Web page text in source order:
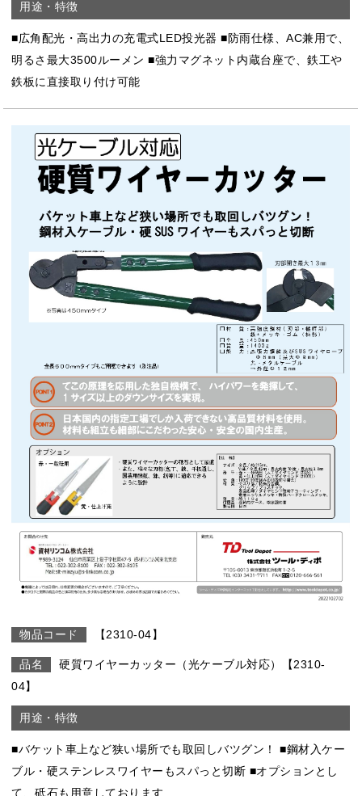
■広角配光・高出力の充電式LED投光器 ■防雨仕様、AC兼用で、
明るさ最大3500ルーメン ■強力マグネット内蔵台座で、鉄工や
鉄板に直接取り付け可能
【2310-04】
硬質ワイヤーカッター（光ケーブル対応）【2310-
04】
■バケット車上など狭い場所でも取回しバツグン！ ■鋼材入ケー
ブル・硬ステンレスワイヤーもスパっと切断 ■オプションとし
て、砥石も用意しております